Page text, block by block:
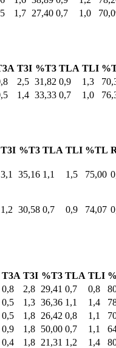
1,7 27,40 0,7 1,0
T3I %T3 TLA TLI
2,5 31,82 0,9 1,3
1,4 33,33 0,7 1,0
T3I %T3 TLA TLI %TL
3,1 35,16 1,1 1,5 75,00
1,2 30,58 0,7 0,9 74,07
T3A T3I %T3 TLA TLI
0,8 2,8 29,41 0,7 0,8
0,5 1,3 36,36 1,1 1,4
0,5 1,8 26,42 0,8 1,1
0,9 1,8 50,00 0,7 1,1
0,4 1,8 21,31 1,2 1,4